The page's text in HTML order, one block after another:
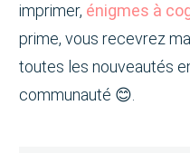
imprimer, énigmes à
prime, vous recevrez
toutes les nouveautés
communauté 😊.